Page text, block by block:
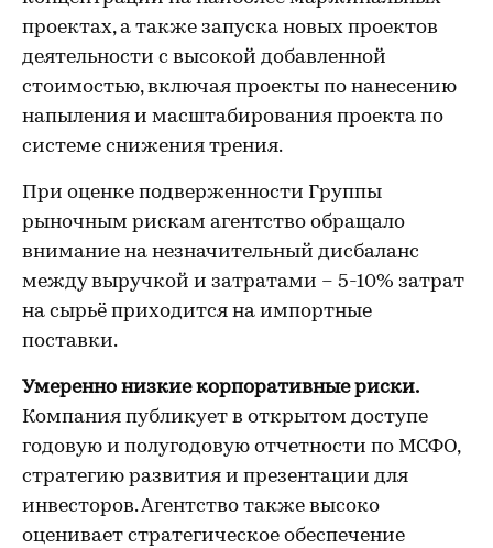
проектах, а также запуска новых проектов
деятельности с высокой добавленной
стоимостью, включая проекты по нанесению
напыления и масштабирования проекта по
системе снижения трения.
При оценке подверженности Группы
рыночным рискам агентство обращало
внимание на незначительный дисбаланс
между выручкой и затратами – 5-10% затрат
на сырьё приходится на импортные
поставки.
Умеренно низкие корпоративные риски.
Компания публикует в открытом доступе
годовую и полугодовую отчетности по МСФО,
стратегию развития и презентации для
инвесторов. Агентство также высоко
оценивает стратегическое обеспечение